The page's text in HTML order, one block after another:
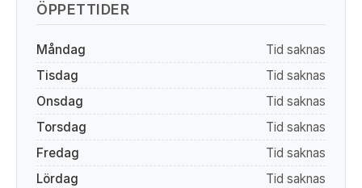
ÖPPETTIDER
Måndag
Tid saknas
Tisdag
Tid saknas
Onsdag
Tid saknas
Torsdag
Tid saknas
Fredag
Tid saknas
Lördag
Tid saknas